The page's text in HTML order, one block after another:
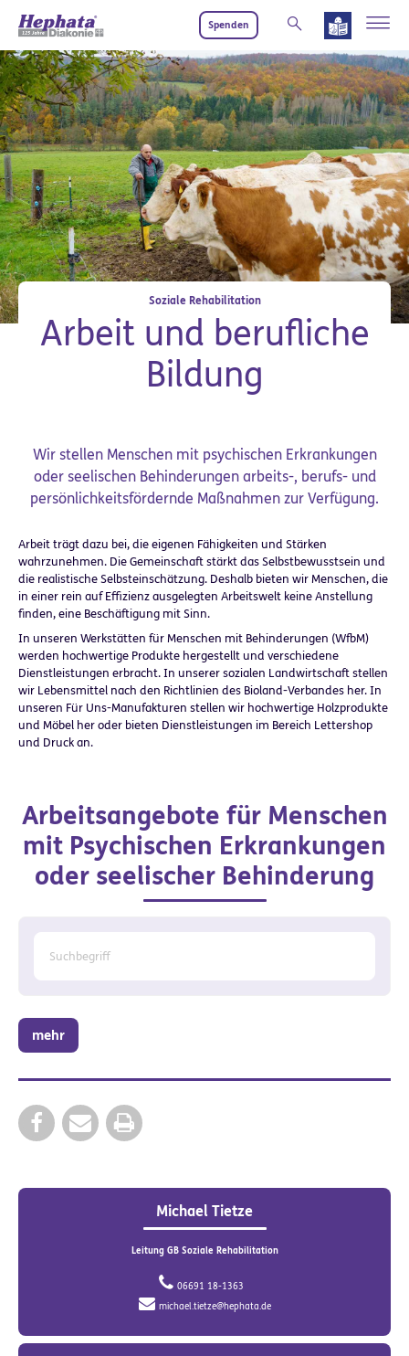
Spenden
Soziale Rehabilitation
Arbeit und berufliche
Bildung
Wir stellen Menschen mit psychischen Erkrankungen
oder seelischen Behinderungen arbeits-, berufs- und
persönlichkeitsfördernde Maßnahmen zur Verfügung.
Arbeit trägt dazu bei, die eigenen Fähigkeiten und Stärken
wahrzunehmen. Die Gemeinschaft stärkt das Selbstbewusstsein und
die realistische Selbsteinschätzung. Deshalb bieten wir Menschen, die
in einer rein auf Effizienz ausgelegten Arbeitswelt keine Anstellung
finden, eine Beschäftigung mit Sinn.
In unseren Werkstätten für Menschen mit Behinderungen (WfbM)
werden hochwertige Produkte hergestellt und verschiedene
Dienstleistungen erbracht. In unserer sozialen Landwirtschaft stellen
wir Lebensmittel nach den Richtlinien des Bioland-Verbandes her. In
unseren Für Uns-Manufakturen stellen wir hochwertige Holzprodukte
und Möbel her oder bieten Dienstleistungen im Bereich Lettershop
und Druck an.
Arbeitsangebote für Menschen
mit Psychischen Erkrankungen
oder seelischer Behinderung
mehr
Michael Tietze
Leitung GB Soziale Rehabilitation
06691 18-1363
michael.tietze@hephata.de